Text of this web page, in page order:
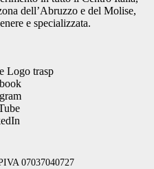
dell’Abruzzo e del Molise,
e specializzata.
07037040727